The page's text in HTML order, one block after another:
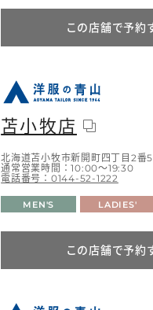
この店舗で予約
苫小牧店
北海道苫小牧市新開町四丁目2番
通常営業時間：10:00～19:30
電話番号：0144-52-1222
MEN'S LADIES'
この店舗で予約